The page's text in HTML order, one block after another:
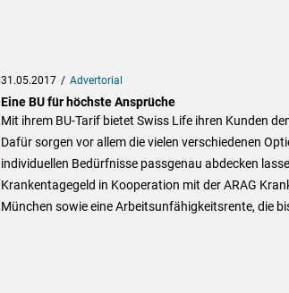
31.05.2017 Advertorial
Eine BU für höchste Ansprüche
Mit ihrem BU-Tarif bietet Swiss Life ihren Kunden
Dafür sorgen vor allem die vielen verschiedenen
individuellen Bedürfnisse passgenau abdecken
Krankentagegeld in Kooperation mit der ARAG
München sowie eine Arbeitsunfähigkeitsrente, die